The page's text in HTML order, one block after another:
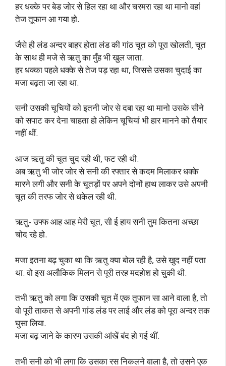
हर धक्के पर बेड जोर से हिल रहा था और चरमरा रहा था मानो वहां
तेज तूफान आ गया हो.
जैसे ही लंड अन्दर बाहर होता लंड की गांठ चूत को पूरा खोलती, चूत
के साथ ही मजे से ऋतु का मुँह भी खुल जाता.
हर धक्का पहले धक्के से तेज पड़ रहा था, जिससे उसका चुदाई का
मजा बढ़ता जा रहा था.
सनी उसकी चूचियों को इतनी जोर से दबा रहा था मानो उसके सीने
को सपाट कर देना चाहता हो लेकिन चूचियां भी हार मानने को तैयार
नहीं थीं.
आज ऋतु की चूत चुद रही थी, फट रही थी.
अब ऋतु भी जोर जोर से सनी की रफ्तार से कदम मिलाकर धक्के
मारने लगी और सनी के चूतड़ों पर अपने दोनों हाथ लाकर उसे अपनी
चूत की तरफ जोर से धकेल रही थी.
ऋतु- उफ्फ आह आह मेरी चूत, सी ई हाय सनी तुम कितना अच्छा
चोद रहे हो.
मजा इतना बढ़ चुका था कि ऋतु क्या बोल रही है, उसे खुद नहीं पता
था. वो इस अलौकिक मिलन से पूरी तरह मदहोश हो चुकी थी.
तभी ऋतु को लगा कि उसकी चूत में एक तूफान सा आने वाला है, तो
वो पूरी ताकत से अपनी गांड लंड पर लाई और लंड को पूरा अन्दर तक
घुसा लिया.
मजा बढ़ जाने के कारण उसकी आंखें बंद हो गई थीं.
तभी सनी को भी लगा कि उसका रस निकलने वाला है, तो उसने एक